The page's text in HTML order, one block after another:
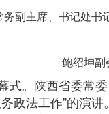
副主席、书记处书
鲍绍坤
。陕西省委常
政法工作”的演